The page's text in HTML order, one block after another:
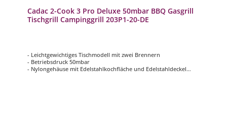
Cadac 2-Cook 3 Pro Deluxe 50mbar BBQ Gasgrill
Tischgrill Campinggrill 203P1-20-DE
- Leichtgewichtiges Tischmodell mit zwei Brennern
- Betriebsdruck 50mbar
- Nylongehäuse mit Edelstahlkochfläche und Edelstahldeckel